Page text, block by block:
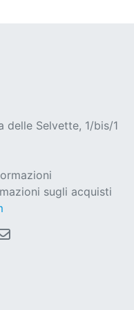
delle Selvette, 1/bis/1
sugli acquisti